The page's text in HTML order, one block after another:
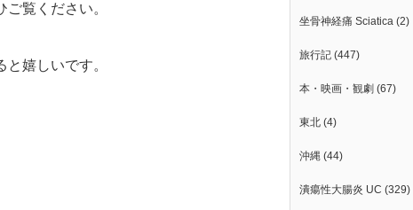
ご覧ください。
嬉しいです。
坐骨神経痛 Sciatica (2)
旅行記 (447)
本・映画・観劇 (67)
東北 (4)
沖縄 (44)
潰瘍性大腸炎 UC (329)